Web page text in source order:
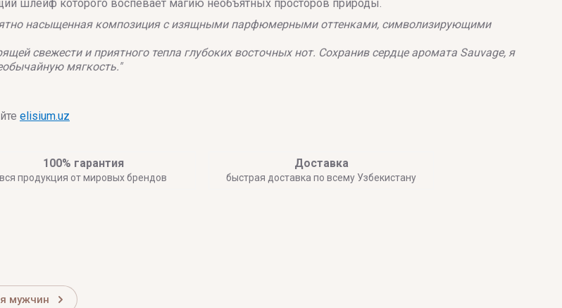
шлейф которого воспевает магию необъятных просторов природы.
насыщенная композиция с изящными парфюмерными оттенками, символизирующими
свежести и приятного тепла глубоких восточных нот. Сохранив сердце аромата Sauvage, я
мягкость."
elisium.uz
100% гарантия
вся продукция от мировых брендов
Доставка
быстрая доставка по всему Узбекистану
мужчин